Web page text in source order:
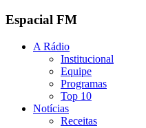
Espacial FM
A Rádio
Institucional
Equipe
Programas
Top 10
Notícias
Receitas